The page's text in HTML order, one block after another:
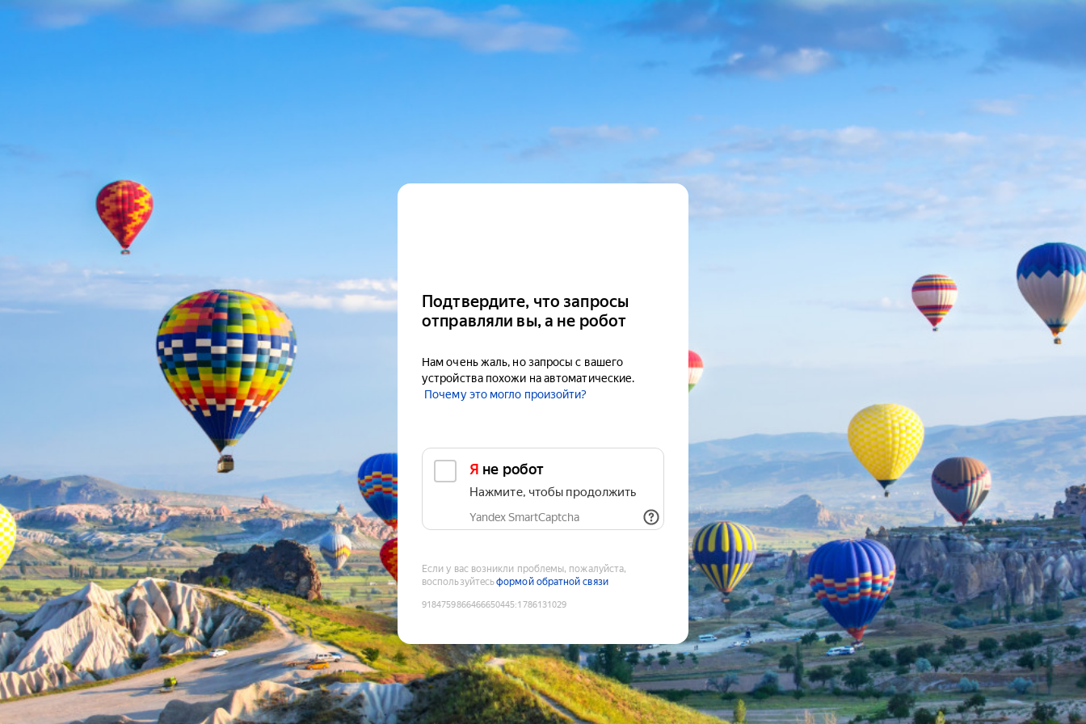
Подтвердите, что запросы
отправляли вы, а не робот
Нам очень жаль, но запросы с вашего
устройства похожи на автоматические.
Почему это могло произойти?
Я не робот
Нажмите, чтобы продолжить
Yandex SmartCaptcha
Если у вас возникли проблемы, пожалуйста,
воспользуйтесьформой обратной связи
9184759866466650445:1786131029